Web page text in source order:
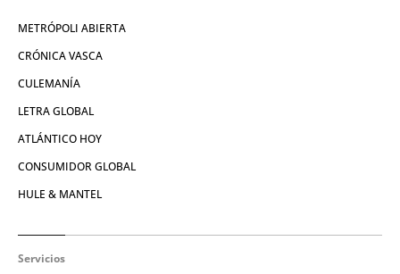
METRÓPOLI ABIERTA
CRÓNICA VASCA
CULEMANÍA
LETRA GLOBAL
ATLÁNTICO HOY
CONSUMIDOR GLOBAL
HULE & MANTEL
Servicios